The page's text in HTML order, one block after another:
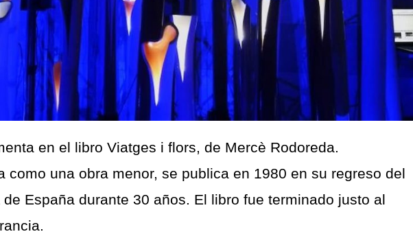
en el libro Viatges i flors, de Mercè Rodoreda.
como una obra menor, se publica en 1980 en su regreso del
España durante 30 años. El libro fue terminado justo al